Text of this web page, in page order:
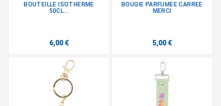
BOUTEILLE ISOTHERME
50CL...
6,00 €
BOUGIE PARFUMEE CARREE
MERCI
5,00 €